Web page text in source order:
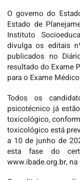
O governo do
Estado de
Instituto
divulga os editais
publicados no
resultado do Exame
para o Exame
Todos os
psicotécnico já
toxicológico,
toxicológico está
a 10 de junho de
esta fase do
www.ibade.org.br,